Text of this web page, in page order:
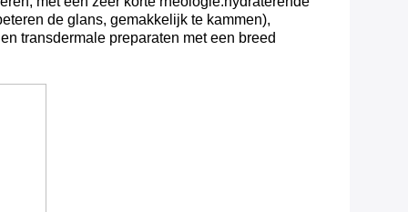
de glans, gemakkelijk te kammen),
transdermale preparaten met een breed